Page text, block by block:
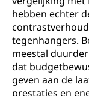
hebben echter
tegenhangers.
meestal
dat
geven aan de
prestaties en